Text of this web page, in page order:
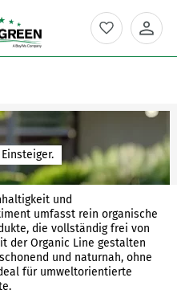
und
umfasst rein organische
die vollständig frei von
der Organic Line gestalten
und naturnah, ohne
für umweltorientierte